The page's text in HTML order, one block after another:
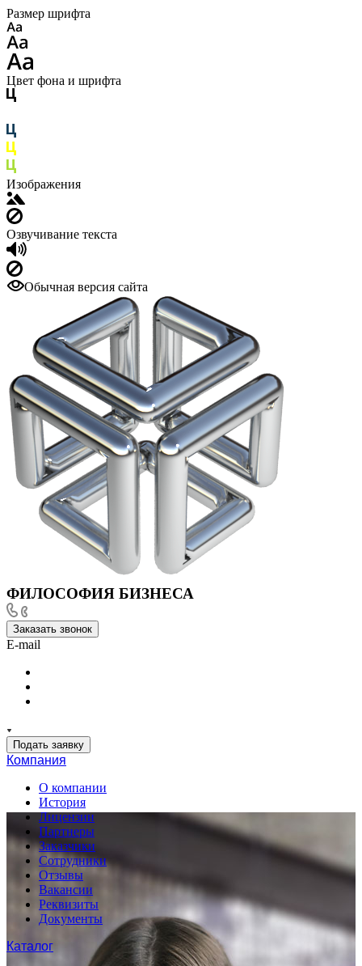
Размер шрифта
Цвет фона и шрифта
Изображения
Озвучивание текста
Обычная версия сайта
ФИЛОСОФИЯ БИЗНЕСА
Заказать звонок
E-mail
Подать заявку
Компания
О компании
История
Лицензии
Партнеры
Заказчики
Сотрудники
Отзывы
Вакансии
Реквизиты
Документы
Каталог